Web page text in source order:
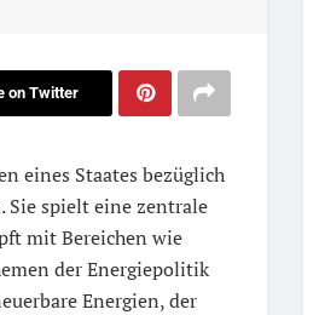
on Twitter
eines Staates bezüglich
Sie spielt eine zentrale
mit Bereichen wie
der Energiepolitik
Energien, der